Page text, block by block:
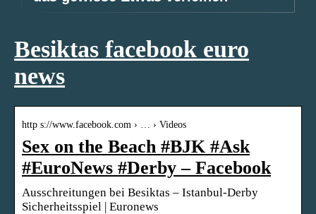
Besiktas facebook euro
news
http s://www.facebook.com › … › Videos
Sex on the Beach #BJK #Ask
#EuroNews #Derby – Facebook
Ausschreitungen bei Besiktas – Istanbul-Derby
Sicherheitsspiel | Euronews